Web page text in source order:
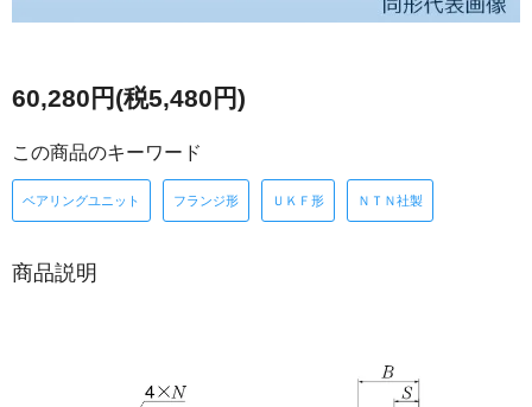
60,280円(税5,480円)
この商品のキーワード
ベアリングユニット フランジ形 ＵＫＦ形 ＮＴＮ社製
商品説明